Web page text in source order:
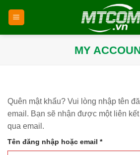
MY
Quên mật khẩu? Vui lòng nhập tên
email. Bạn sẽ nhận được một liên
qua email.
Tên đăng nhập hoặc email *Bắt
buộc